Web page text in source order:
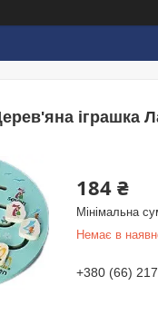
іграшка
184 ₴
Мінімальна
Немає в
+380 (66)